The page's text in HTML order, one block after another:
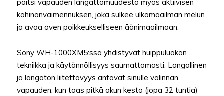
paitsi vapauden langattomuudesta myös aktiivisen
kohinanvaimennuksen, joka sulkee ulkomaailman melun
ja avaa oven poikkeukselliseen äänimaailmaan.
Sony WH-1000XM5:ssa yhdistyvät huippuluokan
tekniikka ja käytännöllisyys saumattomasti. Langallinen
ja langaton liitettävyys antavat sinulle valinnan
vapauden, kun taas pitkä akun kesto (jopa 32 tuntia)